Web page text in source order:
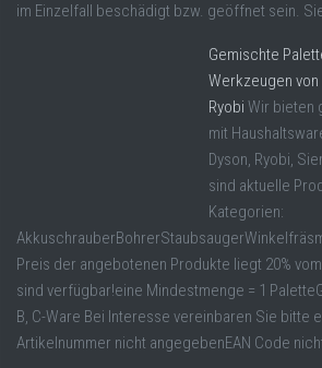
im Einzelfall beschädigt bzw. geöffnet sein.
Gemischte
Werkzeugen von
Ryobi Wir bieten
mit
Dyson, Ryobi,
sind aktuelle
Kategorien:
Preis der angebotenen Produkte liegt 20%
sind verfügbar!eine Mindestmenge = 1
B, C-Ware Bei Interesse vereinbaren Sie bitte
Artikelnummer nicht angegebenEAN Code